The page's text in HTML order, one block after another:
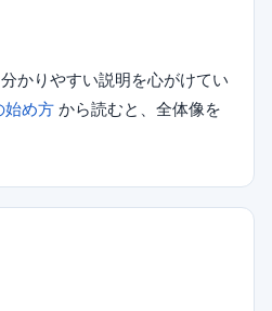
かりやすい説明を心がけてい
始め方 から読むと、全体像を